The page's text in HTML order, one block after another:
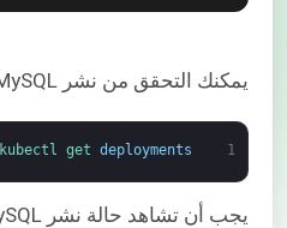
يمكنك التحقق من نشر MySQL باستخدام الأمر التالي.
1
kubectl get deployments
يجب أن تشاهد حالة نشر MySQL في المخرجات التالية.